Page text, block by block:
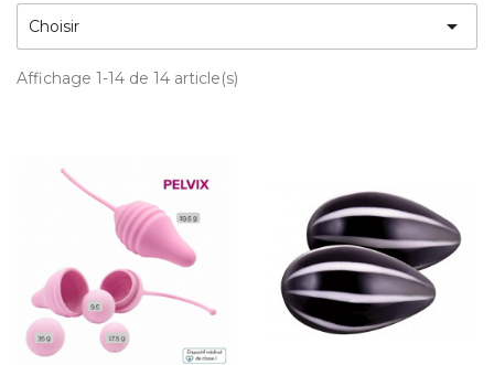
Choisir 
Affichage 1-14 de 14 article(s)